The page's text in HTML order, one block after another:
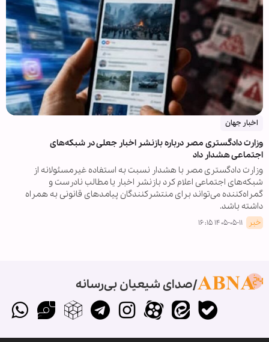
اخبار جهان
وزارت دادگستری مصر درباره بازنشر اخبار جعلی در شبکه‌های
اجتماعی هشدار داد
وزارت دادگستری مصر با هشدار نسبت به استفاده غیرمسئولانه از
شبکه‌های اجتماعی اعلام کرد بازنشر اخبار یا مطالب نادرست و
گمراه‌کننده می‌تواند برای منتشرکنندگان پیامدهای قانونی به همراه
داشته باشد.
خبر ۱۴۰۵-۰۵-۱۱ ۱۶:۱۵
صدای شیعیان بی‌رسانه